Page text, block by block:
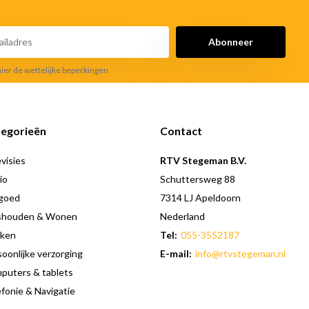
Abonneer
de wettelijke beperkingen
& Wonen
verzorging
& tablets
& Navigatie
Contact
RTV Stegeman B.V.
Schuttersweg 88
7314 LJ Apeldoorn
Nederland
Tel: 055-3552187
E-mail: info@rtvstegeman.nl